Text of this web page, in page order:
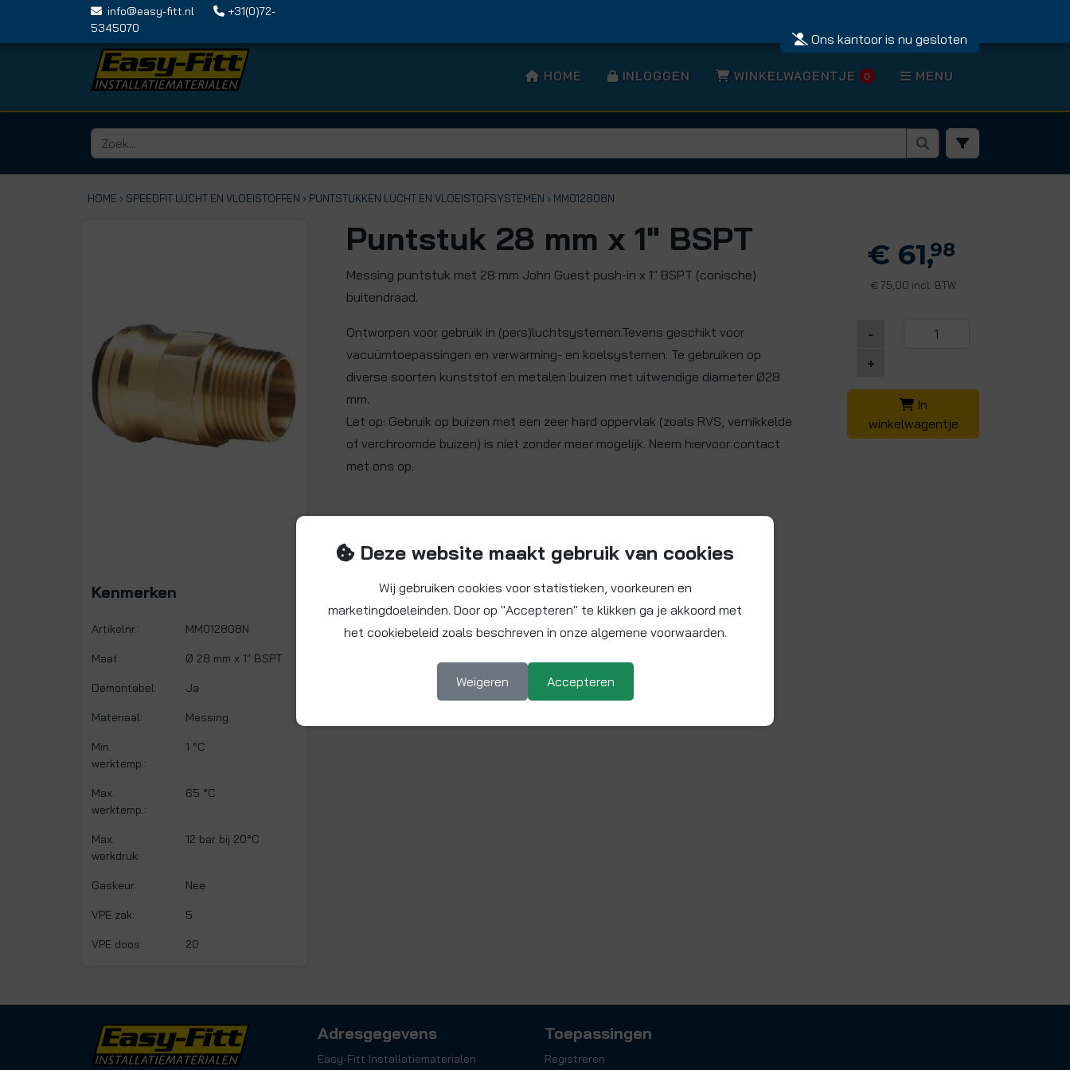
info@easy-fitt.nl
+31(0)72-
5345070
Ons kantoor is nu gesloten
HOME INLOGGEN WINKELWAGENTJE 0 MENU
HOME › SPEEDFIT LUCHT EN VLOEISTOFFEN › PUNTSTUKKEN LUCHT EN VLOEISTOFSYSTEMEN › MM012808N
Kenmerken
Artikelnr.: MM012808N
Maat: Ø 28 mm x 1" BSPT
Demontabel: Ja
Materiaal: Messing
Min.
werktemp.:
1 °C
Max.
werktemp.:
65 °C
Max.
werkdruk:
12 bar bij 20°C
Gaskeur: Nee
VPE zak: 5
VPE doos: 20
Puntstuk 28 mm x 1" BSPT
Messing puntstuk met 28 mm John Guest push-in x 1" BSPT (conische)
buitendraad.
Ontworpen voor gebruik in (pers)luchtsystemen.Tevens geschikt voor
vacuümtoepassingen en verwarming- en koelsystemen. Te gebruiken op
diverse soorten kunststof en metalen buizen met uitwendige diameter Ø28
mm.
Let op: Gebruik op buizen met een zeer hard oppervlak (zoals RVS, vernikkelde
of verchroomde buizen) is niet zonder meer mogelijk. Neem hiervoor contact
met ons op.
€ 61,98
€ 75,00 incl. BTW
-
+
In
winkelwagentje
Adresgegevens
Easy-Fitt Installatiematerialen
Toepassingen
Registreren
Deze website maakt gebruik van cookies
Wij gebruiken cookies voor statistieken, voorkeuren en
marketingdoeleinden. Door op "Accepteren" te klikken ga je akkoord met
het cookiebeleid zoals beschreven in onze algemene voorwaarden.
Weigeren Accepteren